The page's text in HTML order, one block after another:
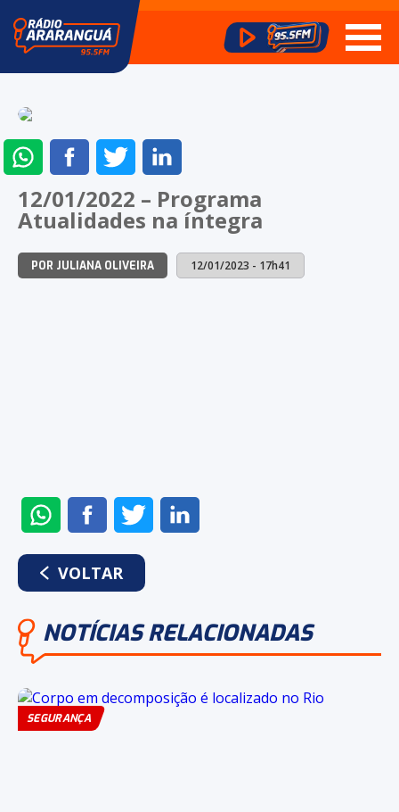
ENVIAR
NO
WHATSAPP
COMPARTILHAR
NO
FACEBOOK
COMPARTILHAR
NO
TWITTERLINKEDIN
12/01/2022 – Programa
Atualidades na íntegra
POR JULIANA OLIVEIRA 12/01/2023 - 17h41
ENVIAR
NO
WHATSAPP
COMPARTILHAR
NO
FACEBOOK
COMPARTILHAR
NO
VOLTAR
NOTÍCIAS RELACIONADAS
SEGURANÇA